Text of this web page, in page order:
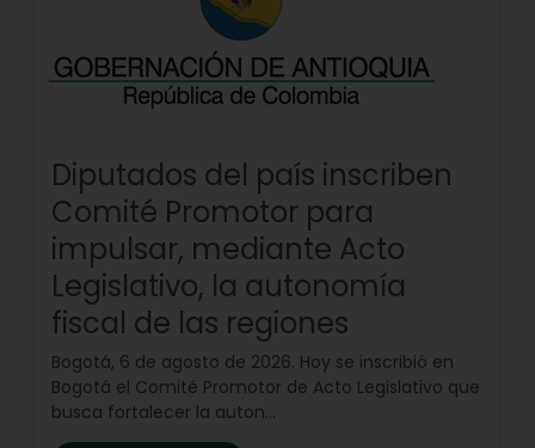
Diputados del país inscriben
Comité Promotor para
impulsar, mediante Acto
Legislativo, la autonomía
fiscal de las regiones
Bogotá, 6 de agosto de 2026. Hoy se inscribió en
Bogotá el Comité Promotor de Acto Legislativo que
busca fortalecer la auton...